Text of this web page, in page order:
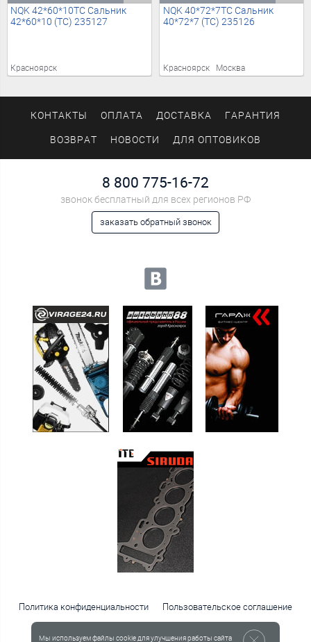
NQK 42*60*10TC Сальник
42*60*10 (TC) 235127
Красноярск
NQK 40*72*7TC Сальник
40*72*7 (TC) 235126
Красноярск Москва
КОНТАКТЫ ОПЛАТА ДОСТАВКА ГАРАНТИЯ
ВОЗВРАТ НОВОСТИ ДЛЯ ОПТОВИКОВ
8 800 775-16-72
звонок бесплатный для всех регионов РФ
заказать обратный звонок
Политика конфиденциальности Пользовательское соглашение
Мы используем файлы cookie для улучшения работы сайта